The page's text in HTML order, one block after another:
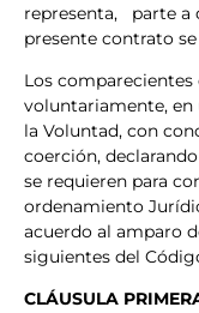
representa, parte a
presente contrato
Los
voluntariamente,
la Voluntad, con
coerción,
se requieren para
ordenamiento
acuerdo al amparo
siguientes del
CLÁUSULA